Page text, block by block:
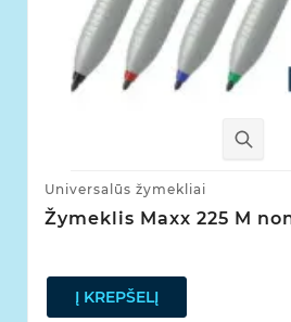
Universalūs žymekliai
Žymeklis Maxx 225 M
Į KREPŠELĮ